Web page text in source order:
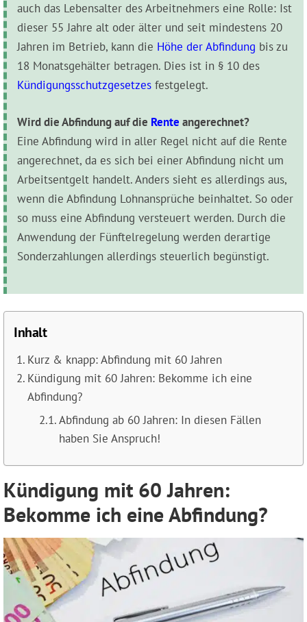
auch das Lebensalter des Arbeitnehmers eine Rolle: Ist
dieser 55 Jahre alt oder älter und seit mindestens 20
Jahren im Betrieb, kann die Höhe der Abfindung bis zu
18 Monatsgehälter betragen. Dies ist in § 10 des
Kündigungsschutzgesetzes festgelegt.
Wird die Abfindung auf die Rente angerechnet?
Eine Abfindung wird in aller Regel nicht auf die Rente
angerechnet, da es sich bei einer Abfindung nicht um
Arbeitsentgelt handelt. Anders sieht es allerdings aus,
wenn die Abfindung Lohnansprüche beinhaltet. So oder
so muss eine Abfindung versteuert werden. Durch die
Anwendung der Fünftelregelung werden derartige
Sonderzahlungen allerdings steuerlich begünstigt.
Inhalt
Kurz & knapp: Abfindung mit 60 Jahren
Kündigung mit 60 Jahren: Bekomme ich eine
Abfindung?
Abfindung ab 60 Jahren: In diesen Fällen
haben Sie Anspruch!
Kündigung mit 60 Jahren:
Bekomme ich eine Abfindung?